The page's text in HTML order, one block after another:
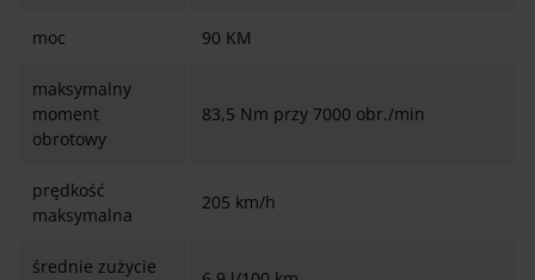
moc 90 KM
maksymalny
moment
obrotowy
83,5 Nm przy 7000 obr./min
prędkość
maksymalna
205 km/h
średnie zużycie